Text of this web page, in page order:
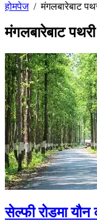
होमपेज/मंगलबारेबाट
मंगलबारेबाट
सेल्फी रोडमा